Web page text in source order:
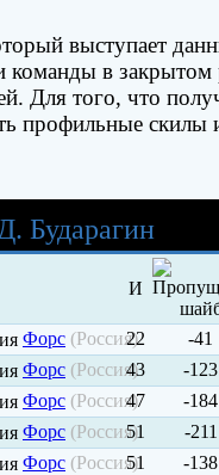
выступает
команды в
Для того, что
профильные скилы
Д. Бударагин
И
Форс (Россия)
22 -41
Форс (Россия)43 -123
Форс (Россия)47 -184
Форс (Россия)
51 -211
Форс (Россия)
51 -138